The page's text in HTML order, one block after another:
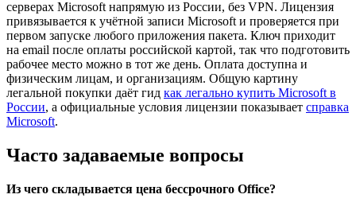
серверах Microsoft напрямую из России, без VPN. Лицензия
привязывается к учётной записи Microsoft и проверяется при
первом запуске любого приложения пакета. Ключ приходит
на email после оплаты российской картой, так что подготовить
рабочее место можно в тот же день. Оплата доступна и
физическим лицам, и организациям. Общую картину
легальной покупки даёт гид как легально купить Microsoft в
России, а официальные условия лицензии показывает справка
Microsoft.
Часто задаваемые вопросы
Из чего складывается цена бессрочного Office?